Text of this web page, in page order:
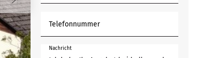
Telefonnummer
Nachricht